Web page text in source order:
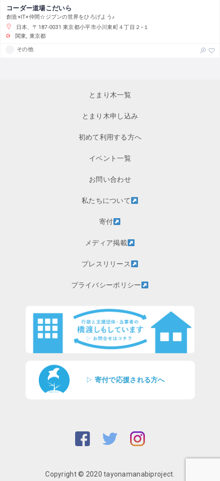
コーダー道場こだいら
創造×IT×仲間☆ジブンの世界をひろげよう♪
日本、〒187-0031 東京都小平市小川東町４丁目２−１
関東
東京都
その他
とまり木一覧
とまり木申し込み
初めて利用する方へ
イベント一覧
お問い合わせ
私たちについて
寄付
メディア掲載
プレスリリース
プライバシーポリシー
▷ 寄付で応援される方へ
Copyright © 2020 tayonamanabiproject.